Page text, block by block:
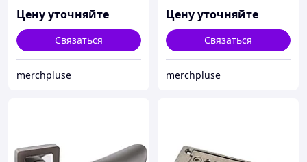
Цену уточняйте
Связаться
merchpluse
Цену уточняйте
Связаться
merchpluse